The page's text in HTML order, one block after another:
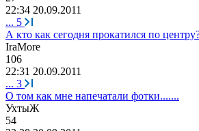
22:34 20.09.2011
... 5
А кто как сегодня прокатился по
IraMore
106
22:31 20.09.2011
... 3
О том как мне напечатали фотки.......
УхтыЖ
54